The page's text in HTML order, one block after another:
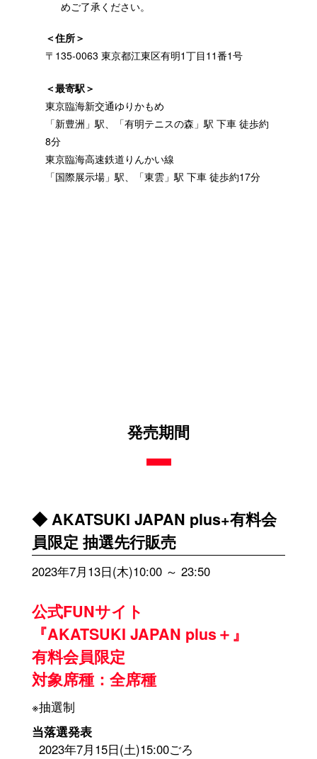
めご了承ください。
＜住所＞
〒135-0063 東京都江東区有明1丁目11番1号
＜最寄駅＞
東京臨海新交通ゆりかもめ
「新豊洲」駅、「有明テニスの森」駅 下車 徒歩約
8分
東京臨海高速鉄道りんかい線
「国際展示場」駅、「東雲」駅 下車 徒歩約17分
発売期間
◆ AKATSUKI JAPAN plus+有料会
員限定 抽選先行販売
2023年7月13日(木)10:00 ～ 23:50
公式FUNサイト
『AKATSUKI JAPAN plus＋』
有料会員限定
対象席種：全席種
※抽選制
当落選発表
2023年7月15日(土)15:00ごろ